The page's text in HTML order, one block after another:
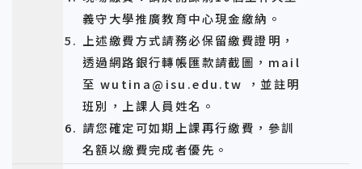
義守大學推廣教育中心現金繳納。
上述繳費方式請務必保留繳費證明，
透過網路銀行轉帳匯款請截圖，mail
至 wutina@isu.edu.tw ，並註明
班別，上課人員姓名。
請您確定可如期上課再行繳費，參訓
名額以繳費完成者優先。